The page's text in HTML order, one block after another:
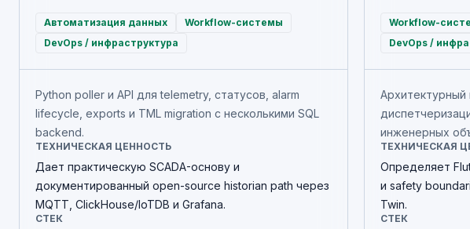
Автоматизация данных
Workflow-системы
DevOps / инфраструктура
Python poller и API для telemetry, статусов, alarm
lifecycle, exports и TML migration с несколькими SQL
backend.
ТЕХНИЧЕСКАЯ ЦЕННОСТЬ
Дает практическую SCADA-основу и
документированный open-source historian path через
MQTT, ClickHouse/IoTDB и Grafana.
СТЕК
Workflow-
DevOps /
Архитектурный
инженерных
ТЕХНИЧЕСКАЯ
Определяет
и safety
Twin.
СТЕК